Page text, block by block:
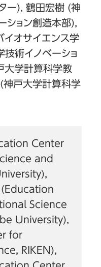
ー), 鶴田宏樹 (神
ション創造本部),
イオサイエンス学
術イノベーショ
大学計算科学教
神戸大学計算科学
Center
and
Science
University),
for
RIKEN),